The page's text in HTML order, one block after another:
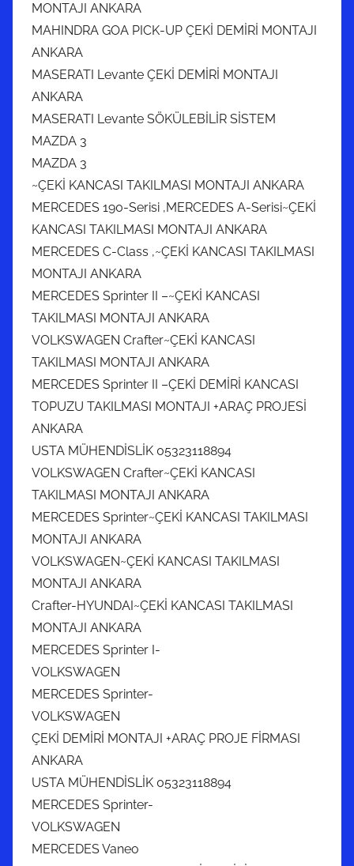
MONTAJI ANKARA
MAHINDRA GOA PICK-UP ÇEKİ DEMİRİ MONTAJI
ANKARA
MASERATI Levante ÇEKİ DEMİRİ MONTAJI
ANKARA
MASERATI Levante SÖKÜLEBİLİR SİSTEM
MAZDA 3
MAZDA 3
~ÇEKİ KANCASI TAKILMASI MONTAJI ANKARA
MERCEDES 190-Serisi ,MERCEDES A-Serisi~ÇEKİ
KANCASI TAKILMASI MONTAJI ANKARA
MERCEDES C-Class ,~ÇEKİ KANCASI TAKILMASI
MONTAJI ANKARA
MERCEDES Sprinter II –~ÇEKİ KANCASI
TAKILMASI MONTAJI ANKARA
VOLKSWAGEN Crafter~ÇEKİ KANCASI
TAKILMASI MONTAJI ANKARA
MERCEDES Sprinter II –ÇEKİ DEMİRİ KANCASI
TOPUZU TAKILMASI MONTAJI +ARAÇ PROJESİ
ANKARA
USTA MÜHENDİSLİK 05323118894
VOLKSWAGEN Crafter~ÇEKİ KANCASI
TAKILMASI MONTAJI ANKARA
MERCEDES Sprinter~ÇEKİ KANCASI TAKILMASI
MONTAJI ANKARA
VOLKSWAGEN~ÇEKİ KANCASI TAKILMASI
MONTAJI ANKARA
Crafter-HYUNDAI~ÇEKİ KANCASI TAKILMASI
MONTAJI ANKARA
MERCEDES Sprinter I-
VOLKSWAGEN
MERCEDES Sprinter-
VOLKSWAGEN
ÇEKİ DEMİRİ MONTAJI +ARAÇ PROJE FİRMASI
ANKARA
USTA MÜHENDİSLİK 05323118894
MERCEDES Sprinter-
VOLKSWAGEN
MERCEDES Vaneo